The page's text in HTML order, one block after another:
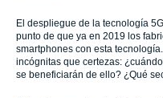
El despliegue de la tecnología
punto de que ya en 2019 los
smartphones con esta
incógnitas que certezas:
se beneficiarán de ello? ¿Qué